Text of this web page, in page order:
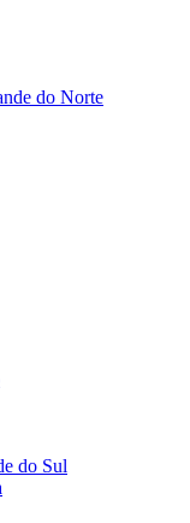
do Norte
do Sul